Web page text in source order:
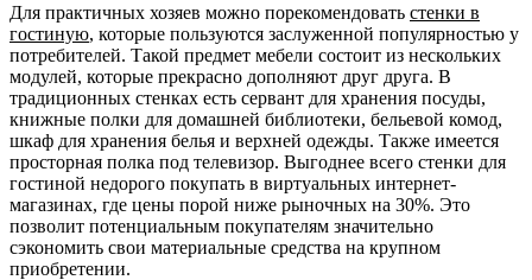
Для практичных хозяев можно порекомендовать стенки в
гостиную, которые пользуются заслуженной популярностью у
потребителей. Такой предмет мебели состоит из нескольких
модулей, которые прекрасно дополняют друг друга. В
традиционных стенках есть сервант для хранения посуды,
книжные полки для домашней библиотеки, бельевой комод,
шкаф для хранения белья и верхней одежды. Также имеется
просторная полка под телевизор. Выгоднее всего стенки для
гостиной недорого покупать в виртуальных интернет-
магазинах, где цены порой ниже рыночных на 30%. Это
позволит потенциальным покупателям значительно
сэкономить свои материальные средства на крупном
приобретении.